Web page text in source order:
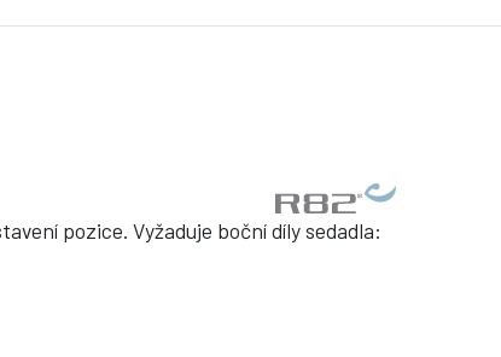
pozice. Vyžaduje boční díly sedadla: